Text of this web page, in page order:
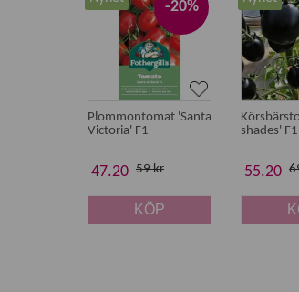
-20%
Plommontomat 'Santa
Victoria' F1
47.20 59 kr
KÖP
shades' F1
55.20